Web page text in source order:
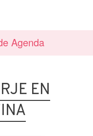
Agenda
EN